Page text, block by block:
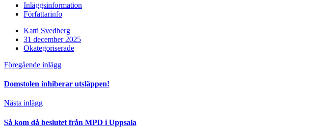
Inläggsinformation
Författarinfo
Katti Svedberg
31 december 2025
Okategoriserade
Föregående inlägg
Domstolen inhiberar utsläppen!
Nästa inlägg
Så kom då beslutet från MPD i Uppsala